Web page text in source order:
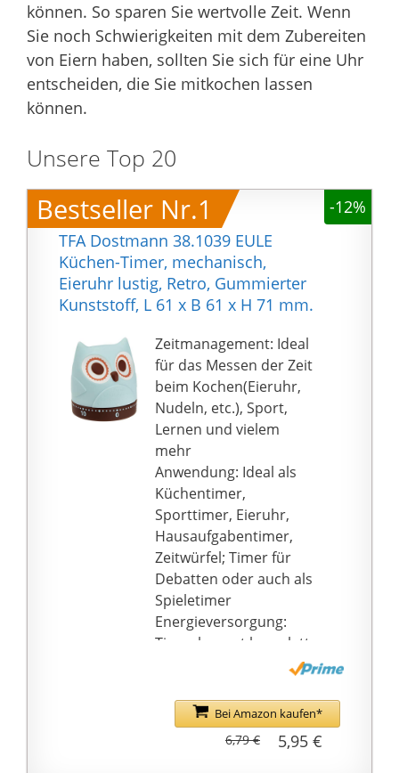
können. So sparen Sie wertvolle Zeit. Wenn
Sie noch Schwierigkeiten mit dem Zubereiten
von Eiern haben, sollten Sie sich für eine Uhr
entscheiden, die Sie mitkochen lassen
können.
Unsere Top 20
Bestseller Nr.1
-12%
TFA Dostmann 38.1039 EULE
Küchen-Timer, mechanisch,
Eieruhr lustig, Retro, Gummierter
Kunststoff, L 61 x B 61 x H 71 mm.
Zeitmanagement: Ideal
für das Messen der Zeit
beim Kochen(Eieruhr,
Nudeln, etc.), Sport,
Lernen und vielem
mehr
Anwendung: Ideal als
Küchentimer,
Sporttimer, Eieruhr,
Hausaufgabentimer,
Zeitwürfel; Timer für
Debatten oder auch als
Spieletimer
Energieversorgung:
Timer kommt komplett
ohne Batterie aus, wird
Aufzugswerk betrieben
Alarm: Ein akustischer
Alarm ertönt nach
Bei Amazon kaufen*
5,95 €
6,79 €